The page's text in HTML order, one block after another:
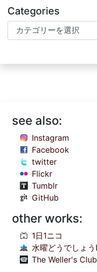
Categories
Categories
see also:
Instagram
Facebook
twitter
Flickr
Tumblr
GitHub
other works:
1日1ニコ
水曜どうでしょ
The Weller's Club